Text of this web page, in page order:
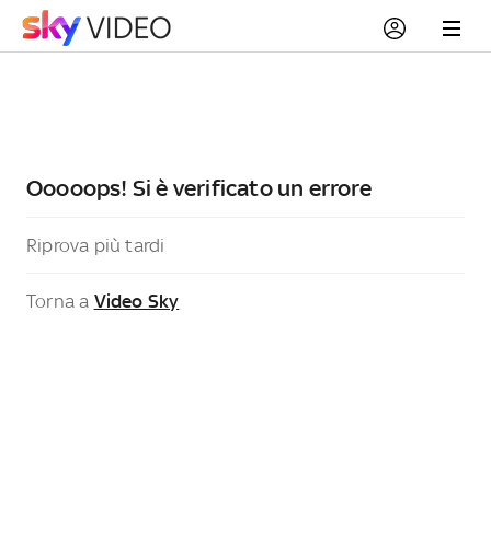
Ooooops! Si è verificato un errore
Riprova più tardi
Torna a Video Sky